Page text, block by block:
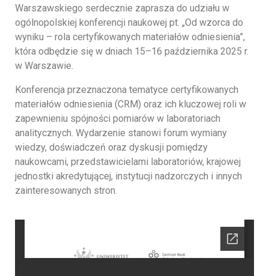
Warszawskiego serdecznie zaprasza do udziału w
ogólnopolskiej konferencji naukowej pt. „Od wzorca do
wyniku – rola certyfikowanych materiałów odniesienia”,
która odbędzie się w dniach 15–16 października 2025 r.
w Warszawie.
Konferencja przeznaczona tematyce certyfikowanych
materiałów odniesienia (CRM) oraz ich kluczowej roli w
zapewnieniu spójności pomiarów w laboratoriach
analitycznych. Wydarzenie stanowi forum wymiany
wiedzy, doświadczeń oraz dyskusji pomiędzy
naukowcami, przedstawicielami laboratoriów, krajowej
jednostki akredytującej, instytucji nadzorczych i innych
zainteresowanych stron.